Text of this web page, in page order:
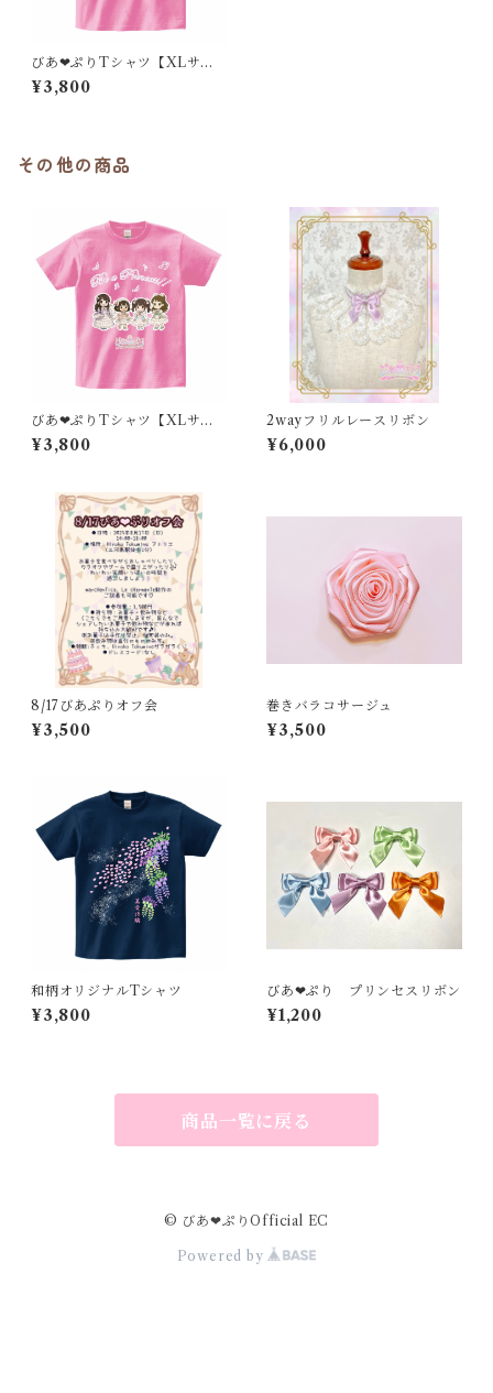
びあ❤︎ぷりTシャツ【XLサイ
ズ】
¥3,800
その他の商品
びあ❤︎ぷりTシャツ【XLサイ
ズ】
¥3,800
2wayフリルレースリボン
¥6,000
8/17びあぷりオフ会
¥3,500
巻きバラコサージュ
¥3,500
和柄オリジナルTシャツ
¥3,800
びあ❤︎ぷり プリンセスリボン
¥1,200
商品一覧に戻る
© びあ❤︎ぷりOfficial EC
Powered by